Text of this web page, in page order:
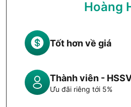
Hoàng
Tốt hơn về giá
Thành viên -
Ưu đãi riêng tới 5%